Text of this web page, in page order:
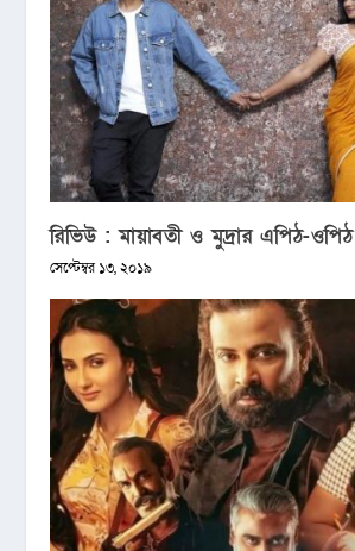
রিভিউ : মায়াবতী ও মুদ্রার এপিঠ-ওপিঠ
সেপ্টেম্বর ১৩, ২০১৯